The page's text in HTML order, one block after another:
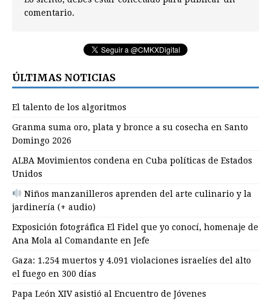
comentario.
ÚLTIMAS NOTICIAS
El talento de los algoritmos
Granma suma oro, plata y bronce a su cosecha en Santo
Domingo 2026
ALBA Movimientos condena en Cuba políticas de Estados
Unidos
Niños manzanilleros aprenden del arte culinario y la
jardinería (+ audio)
Exposición fotográfica El Fidel que yo conocí, homenaje de
Ana Mola al Comandante en Jefe
Gaza: 1.254 muertos y 4.091 violaciones israelíes del alto
el fuego en 300 días
Papa León XIV asistió al Encuentro de Jóvenes